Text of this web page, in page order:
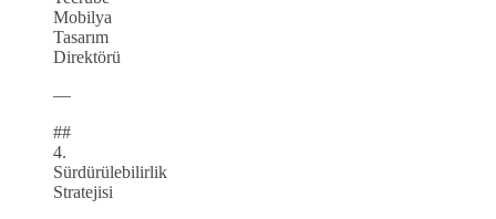
Mobilya
Tasarım
Direktörü
—
##
4.
Sürdürülebilirlik
Stratejisi